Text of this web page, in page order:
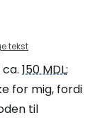
tekst
150 MDL;
for mig, fordi
til